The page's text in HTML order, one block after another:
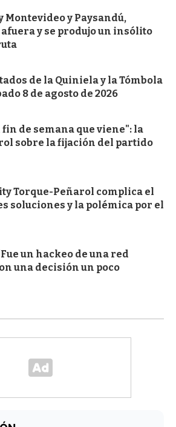
Montevideo y Paysandú,
y se produjo un insólito
de la Quiniela y la Tómbola
8 de agosto de 2026
fin de semana que viene": la
sobre la fijación del partido
Torque-Peñarol complica el
soluciones y la polémica por el
un hackeo de una red
una decisión un poco